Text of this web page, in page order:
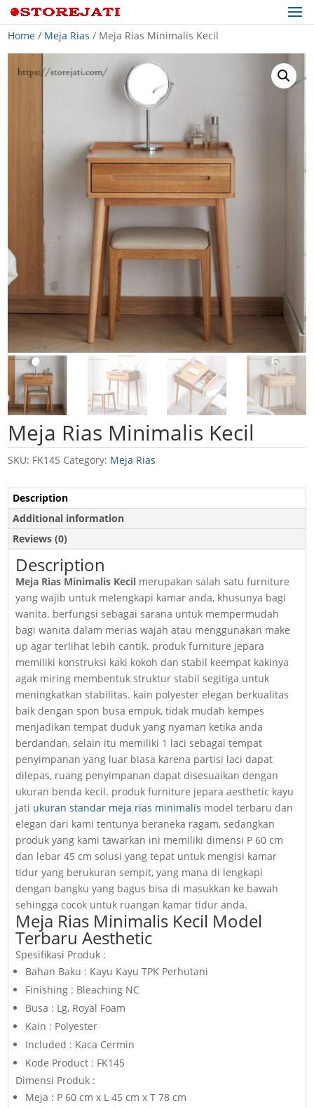
Home / Meja Rias / Meja Rias Minimalis Kecil
Meja Rias Minimalis Kecil
SKU: FK145 Category: Meja Rias
Description
Additional information
Reviews (0)
Description
Meja Rias Minimalis Kecil merupakan salah satu furniture
yang wajib untuk melengkapi kamar anda, khusunya bagi
wanita. berfungsi sebagai sarana untuk mempermudah
bagi wanita dalam merias wajah atau menggunakan make
up agar terlihat lebih cantik. produk furniture jepara
memiliki konstruksi kaki kokoh dan stabil keempat kakinya
agak miring membentuk struktur stabil segitiga untuk
meningkatkan stabilitas. kain polyester elegan berkualitas
baik dengan spon busa empuk, tidak mudah kempes
menjadikan tempat duduk yang nyaman ketika anda
berdandan, selain itu memiliki 1 laci sebagai tempat
penyimpanan yang luar biasa karena partisi laci dapat
dilepas, ruang penyimpanan dapat disesuaikan dengan
ukuran benda kecil. produk furniture jepara aesthetic kayu
jati ukuran standar meja rias minimalis model terbaru dan
elegan dari kami tentunya beraneka ragam, sedangkan
produk yang kami tawarkan ini memiliki dimensi P 60 cm
dan lebar 45 cm solusi yang tepat untuk mengisi kamar
tidur yang berukuran sempit, yang mana di lengkapi
dengan bangku yang bagus bisa di masukkan ke bawah
sehingga cocok untuk ruangan kamar tidur anda.
Meja Rias Minimalis Kecil Model
Terbaru Aesthetic
Spesifikasi Produk :
Bahan Baku : Kayu Kayu TPK Perhutani
Finishing : Bleaching NC
Busa : Lg, Royal Foam
Kain : Polyester
Included : Kaca Cermin
Kode Product : FK145
Dimensi Produk :
Meja : P 60 cm x L 45 cm x T 78 cm